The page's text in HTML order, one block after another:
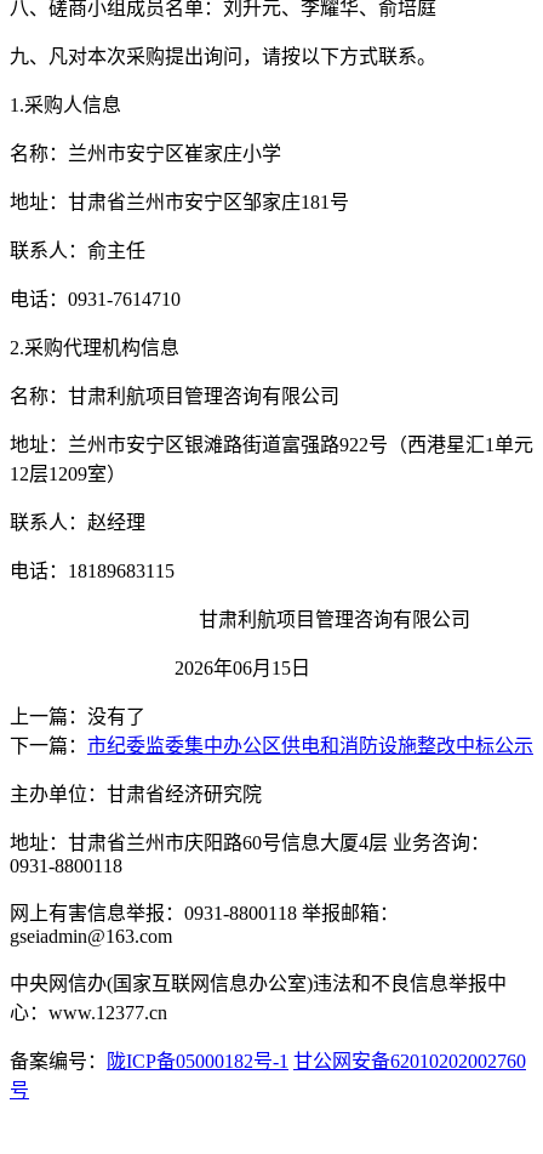
八、 磋商小组成员名单： 刘升元、李耀华、俞培庭
九、凡对本次采购提出询问，请按以下方式联系。
1.采购人信息
名称：兰州市安宁区崔家庄小学
地址：甘肃省兰州市安宁区邹家庄181号
联系人：俞主任
电话： 0931-7614710
2.采购代理机构信息
名称：甘肃利航项目管理咨询有限公司
地址：兰州市安宁区银滩路街道富强路922号（西港星汇1单元
12层1209室）
联系人：赵经理
电话： 18189683115
甘肃利航项目管理咨询有限公司
2026年06月15日
上一篇：没有了
下一篇： 市纪委监委集中办公区供电和消防设施整改中标公示
主办单位：甘肃省经济研究院
地址：甘肃省兰州市庆阳路60号信息大厦4层 业务咨询：
0931-8800118
网上有害信息举报：0931-8800118 举报邮箱：
gseiadmin@163.com
中央网信办(国家互联网信息办公室)违法和不良信息举报中
心：www.12377.cn
备案编号： 陇ICP备05000182号-1 甘公网安备62010202002760
号